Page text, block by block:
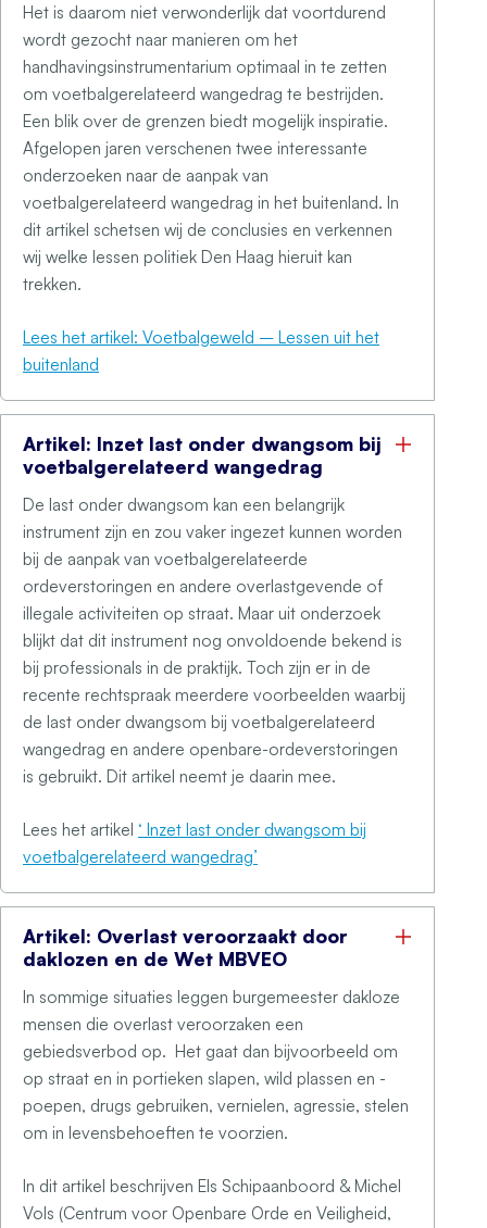
Het is daarom niet verwonderlijk dat voortdurend
wordt gezocht naar manieren om het
handhavingsinstrumentarium optimaal in te zetten
om voetbalgerelateerd wangedrag te bestrijden.
Een blik over de grenzen biedt mogelijk inspiratie.
Afgelopen jaren verschenen twee interessante
onderzoeken naar de aanpak van
voetbalgerelateerd wangedrag in het buitenland. In
dit artikel schetsen wij de conclusies en verkennen
wij welke lessen politiek Den Haag hieruit kan
trekken.
Lees het artikel: Voetbalgeweld – Lessen uit het
buitenland
Artikel: Inzet last onder dwangsom bij
voetbalgerelateerd wangedrag
De last onder dwangsom kan een belangrijk
instrument zijn en zou vaker ingezet kunnen worden
bij de aanpak van voetbalgerelateerde
ordeverstoringen en andere overlastgevende of
illegale activiteiten op straat. Maar uit onderzoek
blijkt dat dit instrument nog onvoldoende bekend is
bij professionals in de praktijk. Toch zijn er in de
recente rechtspraak meerdere voorbeelden waarbij
de last onder dwangsom bij voetbalgerelateerd
wangedrag en andere openbare-ordeverstoringen
is gebruikt. Dit artikel neemt je daarin mee.
Lees het artikel ‘ Inzet last onder dwangsom bij
voetbalgerelateerd wangedrag’
Artikel: Overlast veroorzaakt door
daklozen en de Wet MBVEO
In sommige situaties leggen burgemeester dakloze
mensen die overlast veroorzaken een
gebiedsverbod op. Het gaat dan bijvoorbeeld om
op straat en in portieken slapen, wild plassen en -
poepen, drugs gebruiken, vernielen, agressie, stelen
om in levensbehoeften te voorzien.
In dit artikel beschrijven Els Schipaanboord & Michel
Vols (Centrum voor Openbare Orde en Veiligheid,